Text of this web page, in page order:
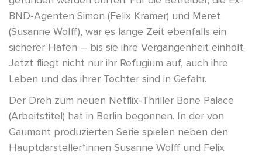
BND-Agenten Simon (Felix Kramer) und Meret
(Susanne Wolff), war es lange Zeit ebenfalls ein
sicherer Hafen – bis sie ihre Vergangenheit einholt.
Jetzt fliegt nicht nur ihr Refugium auf, auch ihre
Leben und das ihrer Tochter sind in Gefahr.
Der Dreh zum neuen Netflix-Thriller Bone Palace
(Arbeitstitel) hat in Berlin begonnen. In der von
Gaumont produzierten Serie spielen neben den
Hauptdarsteller*innen Susanne Wolff und Felix